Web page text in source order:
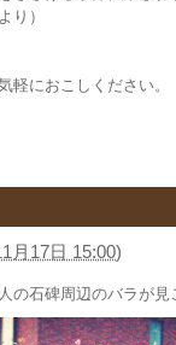
り）
軽におこしください。
月17日 15:00)
の石碑周辺のバラが見